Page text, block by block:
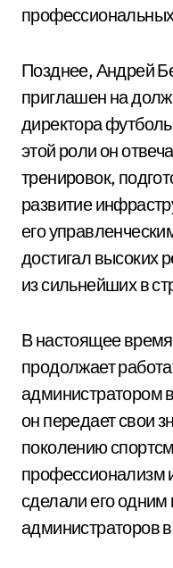
Позднее, Андрей
приглашен на
директора
этой роли он
тренировок,
развитие
его
достигал высоких
из сильнейших в
В настоящее
продолжает
администратором
он передает свои
поколению
профессионализм
сделали его одним
администраторов